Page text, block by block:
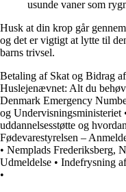
usunde vaner som
Husk at din krop går
og det er vigtigt at lytte til
barns trivsel.
Betaling af Skat og Bidrag
Huslejenævnet: Alt du
Denmark Emergency
og Undervisningsministeriet
uddannelsesstøtte og
Fødevarestyrelsen –
• Nemplads Frederiksberg,
Udmeldelse • Indefrysning
•